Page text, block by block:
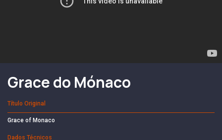
Grace do Mónaco
Título Original
Grace of Monaco
Dados Técnicos